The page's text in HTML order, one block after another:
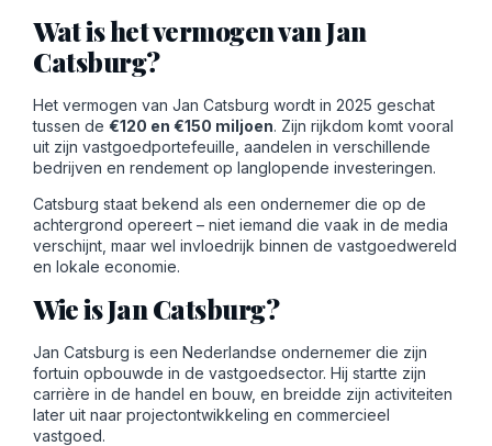
Wat is het vermogen van Jan
Catsburg?
Het vermogen van Jan Catsburg wordt in 2025 geschat
tussen de €120 en €150 miljoen. Zijn rijkdom komt vooral
uit zijn vastgoedportefeuille, aandelen in verschillende
bedrijven en rendement op langlopende investeringen.
Catsburg staat bekend als een ondernemer die op de
achtergrond opereert – niet iemand die vaak in de media
verschijnt, maar wel invloedrijk binnen de vastgoedwereld
en lokale economie.
Wie is Jan Catsburg?
Jan Catsburg is een Nederlandse ondernemer die zijn
fortuin opbouwde in de vastgoedsector. Hij startte zijn
carrière in de handel en bouw, en breidde zijn activiteiten
later uit naar projectontwikkeling en commercieel
vastgoed.